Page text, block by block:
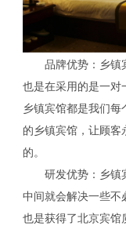
品牌优势：乡镇宾
也是在采用的是一对
乡镇宾馆都是我们
的乡镇宾馆，让顾客
的。
研发优势：乡镇宾
中间就会解决一些不
也是获得了北京宾馆